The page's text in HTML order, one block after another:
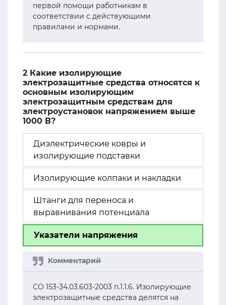
первой помощи работникам в
соответствии с действующими
правилами и нормами.
2 Какие изолирующие
электрозащитные средства относятся к
основным изолирующим
электрозащитным средствам для
электроустановок напряжением выше
1000 В?
Диэлектрические ковры и
изолирующие подставки
Изолирующие колпаки и накладки
Штанги для переноса и
выравнивания потенциала
Указатели напряжения
СО 153-34.03.603-2003 п.1.1.6. Изолирующие
электрозащитные средства делятся на